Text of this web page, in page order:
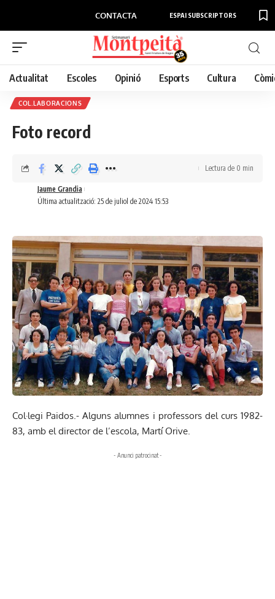
CONTACTA ESPAI SUBSCRIPTORS
Actualitat Escoles Opinió Esports Cultura
COL.LABORACIONS
Foto record
Última actualització: 25 de juliol de 2024 15:53
Jaume Grandia
Lectura de 0 min
Col·legi Paidos.- Alguns alumnes i professors del curs 1982-
83, amb el director de l’escola, Martí Orive.
- Anunci patrocinat -